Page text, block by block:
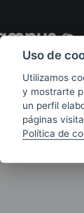
Uso de
Utilizamos
y mostrarte
un perfil
páginas
Política de